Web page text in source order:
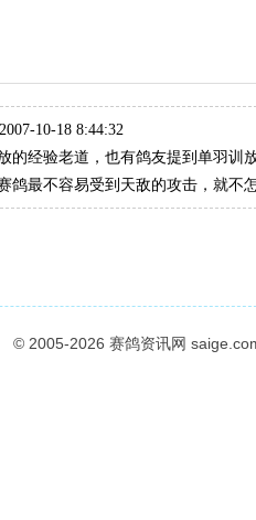
10-18 8:44:32
的经验老道，也有鸽友提到单羽训
鸽最不容易受到天敌的攻击，就不
© 2005-2026 赛鸽资讯网